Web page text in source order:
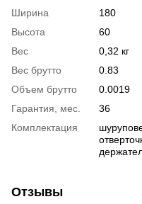
Ширина
180
Высота
60
Вес
0,32 кг
Вес брутто
0.83
Объем брутто
0.0019
Гарантия, мес.
36
Комплектация
Отзывы